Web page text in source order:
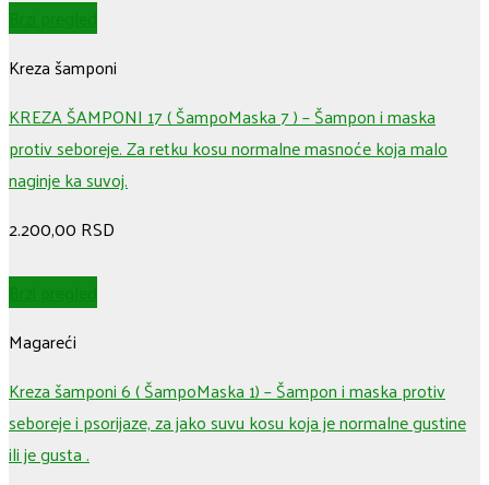
Kreza šamponi
KREZA ŠAMPONI 17 ( ŠampoMaska 7 ) – Šampon i maska
protiv seboreje. Za retku kosu normalne masnoće koja malo
naginje ka suvoj.
2.200,00 RSD
Magareći
Kreza šamponi 6 ( ŠampoMaska 1) – Šampon i maska protiv
seboreje i psorijaze, za jako suvu kosu koja je normalne gustine
ili je gusta .